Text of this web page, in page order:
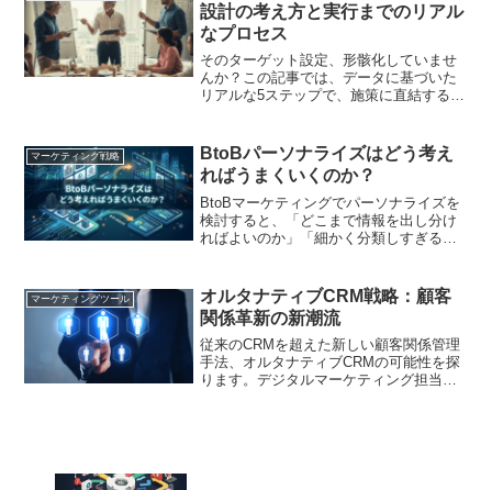
設計の考え方と実行までのリアル
なプロセス
そのターゲット設定、形骸化していませ
んか？この記事では、データに基づいた
リアルな5ステップで、施策に直結する
い担当者必見です
マーケティング戦略
BtoBパーソナライズはどう考え
ればうまくいくのか？
BtoBマーケティングでパーソナライズを
検討すると、「どこまで情報を出し分け
ればよいのか」「細かく分類しすぎると
おけるパーソナライズの目的は、一人ひ
とりに合わせて情報を変えることではあ
りません。重要なのは、顧客の立場や検
討段階に応じて、必要な情報を適切なタ
イミングで届けることです。
マーケティングツール
オルタナティブCRM戦略：顧客
関係革新の新潮流
従来のCRMを超えた新しい顧客関係管理
手法、オルタナティブCRMの可能性を探
ります。デジタルマーケティング担当者